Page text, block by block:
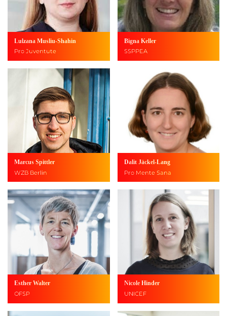
Lulzana Musliu-Shahin
Pro Juventute
Bigna Keller
SSPPEA
Marcus Spittler
WZB Berlin
Dalit Jäckel-Lang
Pro Mente Sana
Esther Walter
OFSP
Nicole Hinder
UNICEF